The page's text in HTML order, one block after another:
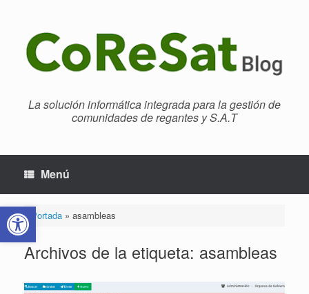
Abrir barra de herramientas
contenido
La solución informática integrada para la gestión de
comunidades de regantes y S.A.T
Menú
Portada» asambleas
Archivos de la etiqueta: asambleas